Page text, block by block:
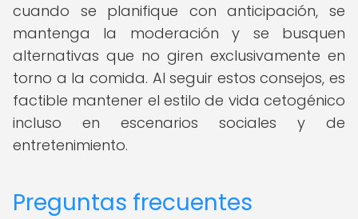
cuando se planifique con anticipación, se
mantenga la moderación y se busquen
alternativas que no giren exclusivamente en
torno a la comida. Al seguir estos consejos, es
factible mantener el estilo de vida cetogénico
incluso en escenarios sociales y de
entretenimiento.
Preguntas frecuentes